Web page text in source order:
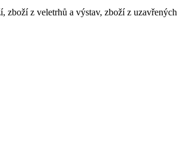
z veletrhů a výstav, zboží z